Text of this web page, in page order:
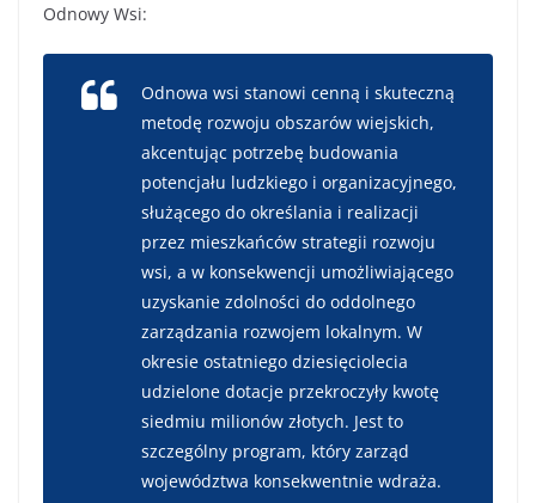
Odnowy Wsi:
Odnowa wsi stanowi cenną i skuteczną
metodę rozwoju obszarów wiejskich,
akcentując potrzebę budowania
potencjału ludzkiego i organizacyjnego,
służącego do określania i realizacji
przez mieszkańców strategii rozwoju
wsi, a w konsekwencji umożliwiającego
uzyskanie zdolności do oddolnego
zarządzania rozwojem lokalnym. W
okresie ostatniego dziesięciolecia
udzielone dotacje przekroczyły kwotę
siedmiu milionów złotych. Jest to
szczególny program, który zarząd
województwa konsekwentnie wdraża.